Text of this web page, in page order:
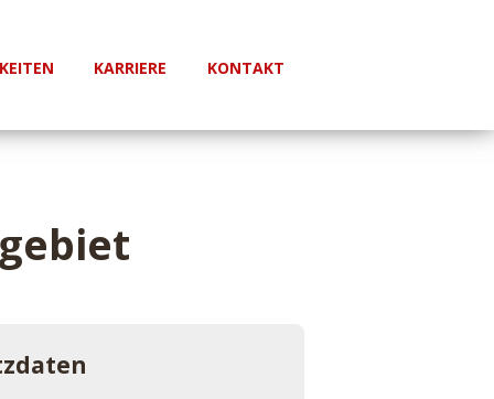
KARRIERE KONTAKT